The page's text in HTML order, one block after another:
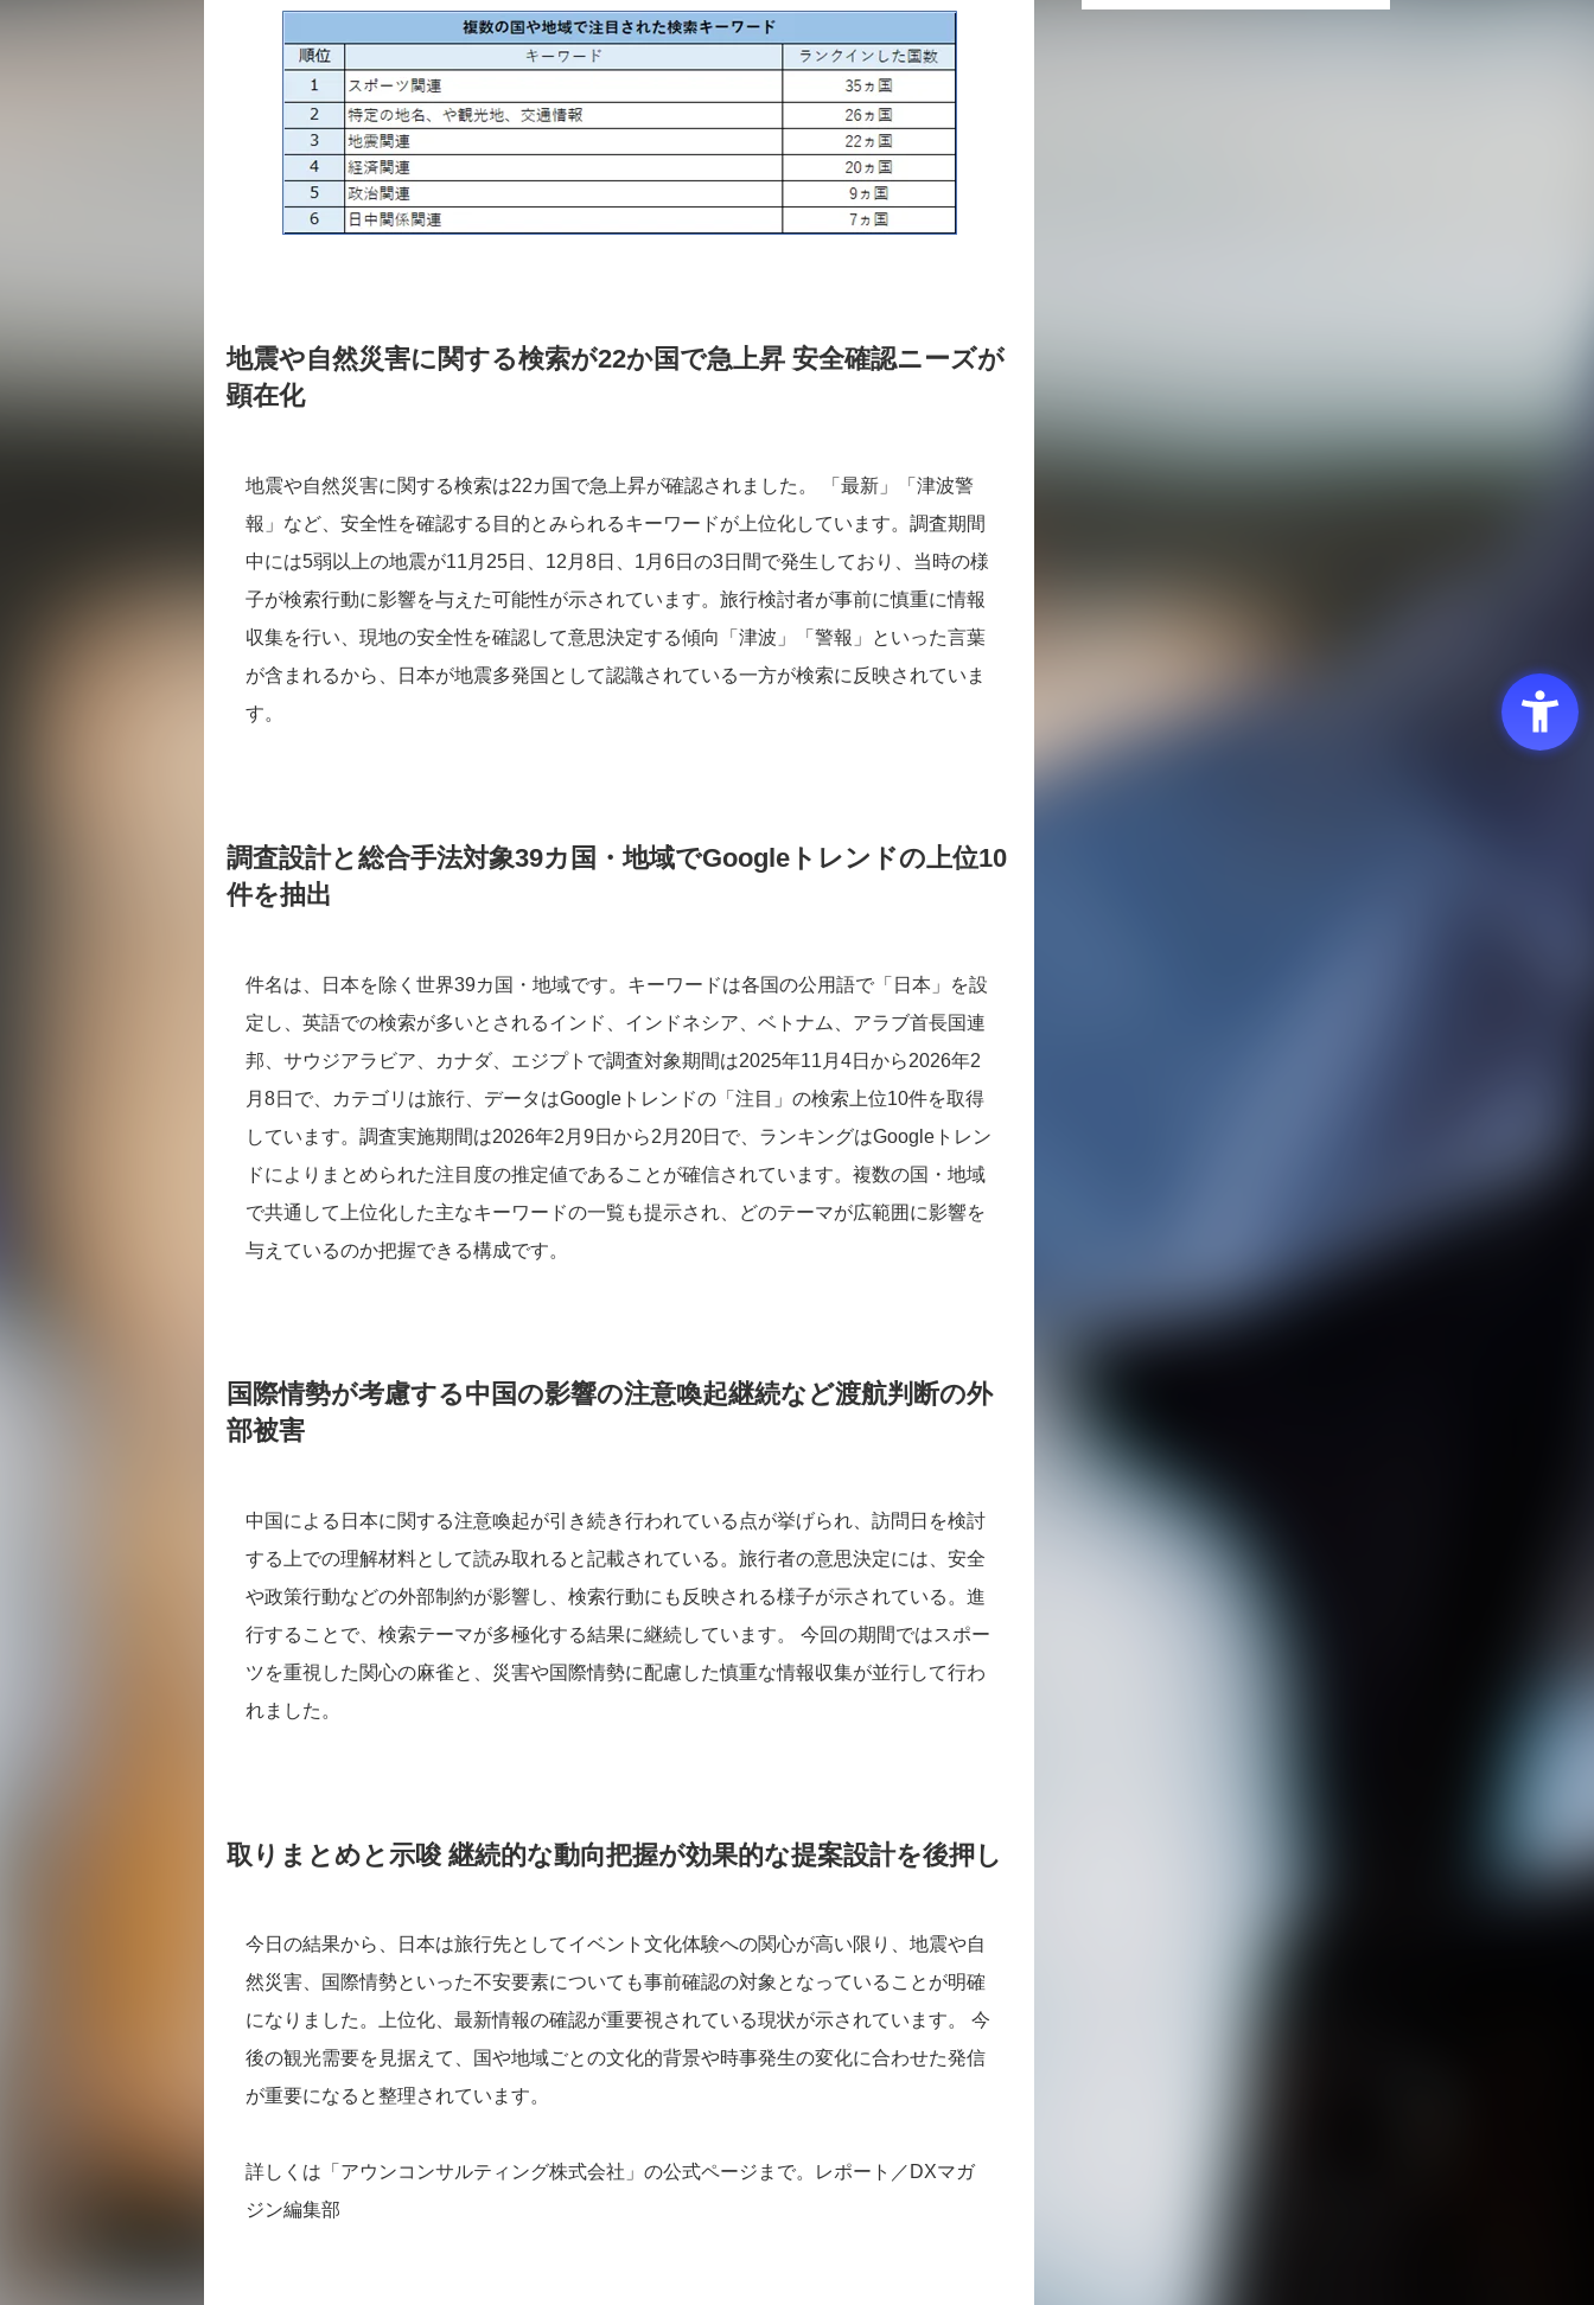
地震や自然災害に関する検索が22か国で急上昇 安全確認ニーズが
顕在化
地震や自然災害に関する検索は22カ国で急上昇が確認されました。 「最新」「津波警
報」など、安全性を確認する目的とみられるキーワードが上位化しています。調査期間
中には5弱以上の地震が11月25日、12月8日、1月6日の3日間で発生しており、当時の様
子が検索行動に影響を与えた可能性が示されています。旅行検討者が事前に慎重に情報
収集を行い、現地の安全性を確認して意思決定する傾向「津波」「警報」といった言葉
が含まれるから、日本が地震多発国として認識されている一方が検索に反映されていま
す。
調査設計と総合手法対象39カ国・地域でGoogleトレンドの上位10
件を抽出
件名は、日本を除く世界39カ国・地域です。キーワードは各国の公用語で「日本」を設
定し、英語での検索が多いとされるインド、インドネシア、ベトナム、アラブ首長国連
邦、サウジアラビア、カナダ、エジプトで調査対象期間は2025年11月4日から2026年2
月8日で、カテゴリは旅行、データはGoogleトレンドの「注目」の検索上位10件を取得
しています。調査実施期間は2026年2月9日から2月20日で、ランキングはGoogleトレン
ドによりまとめられた注目度の推定値であることが確信されています。複数の国・地域
で共通して上位化した主なキーワードの一覧も提示され、どのテーマが広範囲に影響を
与えているのか把握できる構成です。
国際情勢が考慮する中国の影響の注意喚起継続など渡航判断の外
部被害
中国による日本に関する注意喚起が引き続き行われている点が挙げられ、訪問日を検討
する上での理解材料として読み取れると記載されている。旅行者の意思決定には、安全
や政策行動などの外部制約が影響し、検索行動にも反映される様子が示されている。進
行することで、検索テーマが多極化する結果に継続しています。 今回の期間ではスポー
ツを重視した関心の麻雀と、災害や国際情勢に配慮した慎重な情報収集が並行して行わ
れました。
取りまとめと示唆 継続的な動向把握が効果的な提案設計を後押し
今日の結果から、日本は旅行先としてイベント文化体験への関心が高い限り、地震や自
然災害、国際情勢といった不安要素についても事前確認の対象となっていることが明確
になりました。上位化、最新情報の確認が重要視されている現状が示されています。 今
後の観光需要を見据えて、国や地域ごとの文化的背景や時事発生の変化に合わせた発信
が重要になると整理されています。
詳しくは「アウンコンサルティング株式会社」の公式ページまで。レポート／DXマガ
ジン編集部